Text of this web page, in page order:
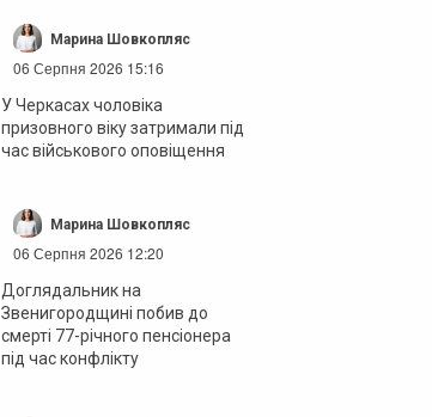
Марина Шовкопляс
06 Серпня 2026 15:16
У Черкасах чоловіка
призовного віку затримали під
час військового оповіщення
Марина Шовкопляс
06 Серпня 2026 12:20
Доглядальник на
Звенигородщині побив до
смерті 77-річного пенсіонера
під час конфлікту